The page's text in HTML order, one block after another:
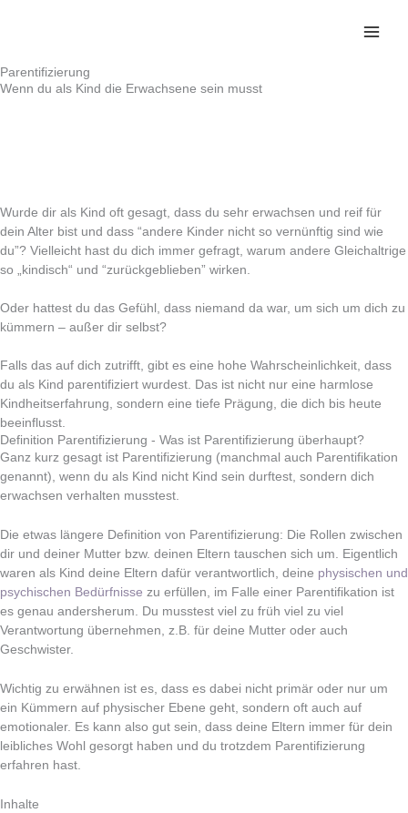
Parentifizierung
Wenn du als Kind die Erwachsene sein musst
Wurde dir als Kind oft gesagt, dass du sehr erwachsen und reif für
dein Alter bist und dass “andere Kinder nicht so vernünftig sind wie
du”? Vielleicht hast du dich immer gefragt, warum andere Gleichaltrige
so „kindisch“ und “zurückgeblieben” wirken.
Oder hattest du das Gefühl, dass niemand da war, um sich um dich zu
kümmern – außer dir selbst?
Falls das auf dich zutrifft, gibt es eine hohe Wahrscheinlichkeit, dass
du als Kind parentifiziert wurdest. Das ist nicht nur eine harmlose
Kindheitserfahrung, sondern eine tiefe Prägung, die dich bis heute
beeinflusst.
Definition Parentifizierung - Was ist Parentifizierung überhaupt?
Ganz kurz gesagt ist Parentifizierung (manchmal auch Parentifikation
genannt), wenn du als Kind nicht Kind sein durftest, sondern dich
erwachsen verhalten musstest.
Die etwas längere Definition von Parentifizierung: Die Rollen zwischen
dir und deiner Mutter bzw. deinen Eltern tauschen sich um. Eigentlich
waren als Kind deine Eltern dafür verantwortlich, deine physischen und
psychischen Bedürfnisse zu erfüllen, im Falle einer Parentifikation ist
es genau andersherum. Du musstest viel zu früh viel zu viel
Verantwortung übernehmen, z.B. für deine Mutter oder auch
Geschwister.
Wichtig zu erwähnen ist es, dass es dabei nicht primär oder nur um
ein Kümmern auf physischer Ebene geht, sondern oft auch auf
emotionaler. Es kann also gut sein, dass deine Eltern immer für dein
leibliches Wohl gesorgt haben und du trotzdem Parentifizierung
erfahren hast.
Inhalte